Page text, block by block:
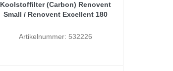
Koolstoffilter (Carbon) Renovent
Small / Renovent Excellent 180
Artikelnummer: 532226